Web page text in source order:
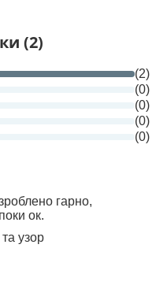
(2)
(2)
(0)
(0)
(0)
(0)
гарно,
ок.
узор